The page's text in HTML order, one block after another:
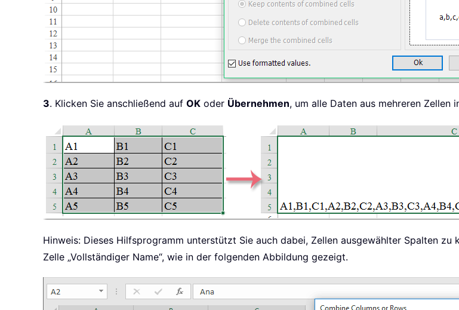
3. Klicken Sie anschließend auf OK oder Übernehmen, um alle Daten aus mehreren Zellen
Hinweis: Dieses Hilfsprogramm unterstützt Sie auch dabei, Zellen ausgewählter Spalten
Zelle „Vollständiger Name“, wie in der folgenden Abbildung gezeigt.